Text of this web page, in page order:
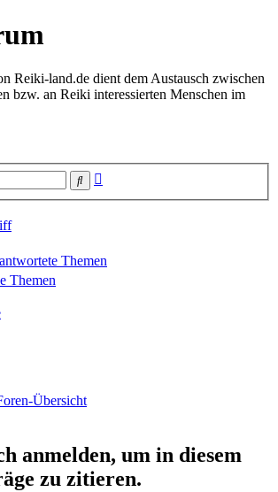
Reiki-land.de dient dem Austausch zwischen
bzw. an Reiki interessierten Menschen im
Suche
Themen
Themen
Übersicht
anmelden, um in diesem
zu zitieren.